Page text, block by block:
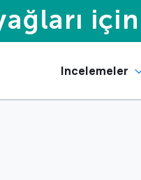
Incelemeler